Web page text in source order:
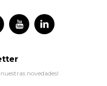
 
novedades!